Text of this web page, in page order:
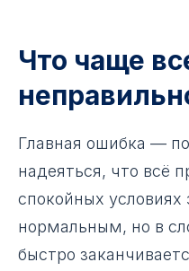
Что чаще
Главная ошибка —
надеяться, что всё
спокойных условиях
нормальным, но в
быстро